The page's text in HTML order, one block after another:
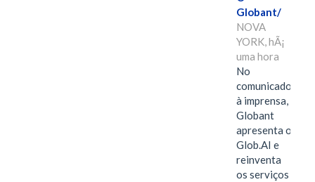
Globant/
NOVA
YORK, hÃ¡
uma hora
No
comunicado
à imprensa,
Globant
apresenta o
Glob.AI e
reinventa
os serviços